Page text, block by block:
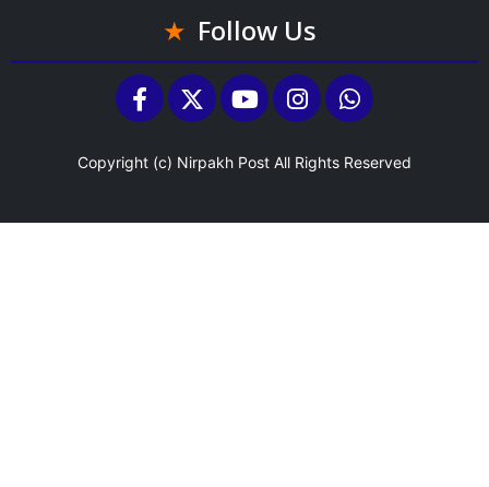
Follow Us
Copyright (c) Nirpakh Post All Rights Reserved